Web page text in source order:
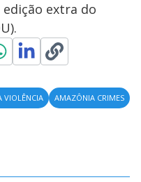
extra do
VIOLÊNCIA
AMAZÔNIA CRIMES